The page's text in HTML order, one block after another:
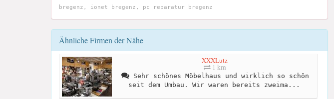
bregenz, ionet bregenz, pc reparatur bregenz
Ähnliche Firmen der Nähe
XXXLutz
1 km
Sehr schönes Möbelhaus und wirklich so schön
seit dem Umbau. Wir waren bereits zweima...